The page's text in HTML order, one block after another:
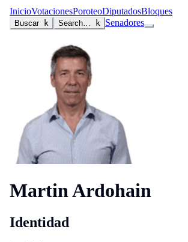
InicioVotacionesPoroteoDiputadosBloques
Buscar k Search… k Senadores
Martin Ardohain
Identidad